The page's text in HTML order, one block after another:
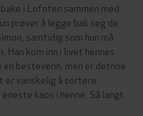
i Lofoten sammen med
prøver å legge bak seg de
samtidig som hun må
kom inn i livet hennes
bestevenn, men er detnoe
er vanskelig å sortere
kaos i henne. Så langt